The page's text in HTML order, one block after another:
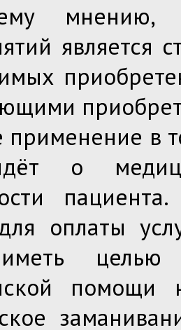
мнению,
является
в
о
оплаты
целью
помощи